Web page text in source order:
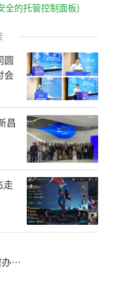
全的托管控制面板)
圆
会
昌
走
公